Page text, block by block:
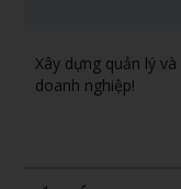
Xây dựng quản lý
doanh nghiệp!